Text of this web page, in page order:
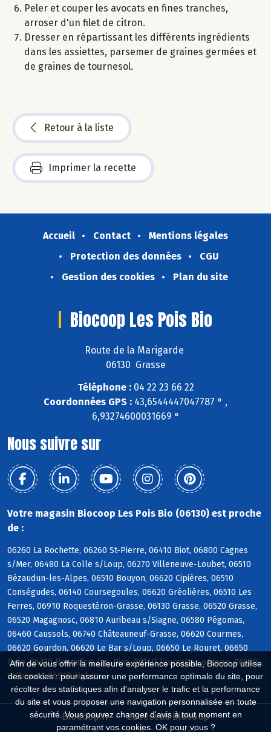
Afin de vous offrir la meilleure expérience possible, Biocoop utilise
des cookies : pour assurer une performance optimale du site, pour
récolter des statistiques afin d'analyser le trafic et la performance
du site et vous proposer une navigation personnalisée en toute
sécurité. Vous pouvez changer d'avis à tout moment en
paramétrant vos cookies. OK pour vous ?
Peler et couper les avocats en fines tranches,
arroser d'un filet de citron.
Dresser en répartissant les différents ingrédients
dans les assiettes, parsemer de graines germées et
de graines de tournesol.
Retour à la liste
Imprimer la recette
Accueil Contact
Mentions légales
Protection des données
CGU
Gestion des cookies
Plan du site
Biocoop Les Pois Bio
Route de la Marigarde
06130 Grasse
Téléphone :04 22 23 66 22
Coordonnées GPS : 43,6544447047787 ° ,
6,93274600031669 °
Nous suivre sur
Votre magasin Biocoop Les Pois Bio (06130) est proche
de :
06260 La Rochette, 06260 St-Pierre, 06410 Biot, 06800 Cagnes
s/Mer, 06480 La Colle s/Loup, 06270 Villeneuve-Loubet, 06510
Bézaudun-les-Alpes, 06510 Bouyon, 06620 Cipières, 06510
Conségudes, 06140 Coursegoules, 06620 Gréolières, 06510 Les
Ferres, 06910 Roquestéron-Grasse, 06130 Grasse, 06520 Grasse,
06520 Magagnosc, 06810 Auribeau s/Siagne, 06580 Pégomas,
06460 Caussols, 06740 Châteauneuf-Grasse, 06620 Courmes,
06620 Gourdon, 06620 Le Bar s/Loup, 06650 Le Rouret, 06650
Opio, 06330 Roquefort-les-Pins, 06140 Tourrettes s/Loup, 06560
Valbonne, 06910 Aiglun
Biocoop.fr
Le réseau Biocoop